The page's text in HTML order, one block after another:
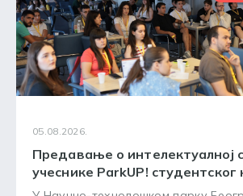
05.08.2026.
Предавање о интелектуалној
учеснике ParkUP! студентског